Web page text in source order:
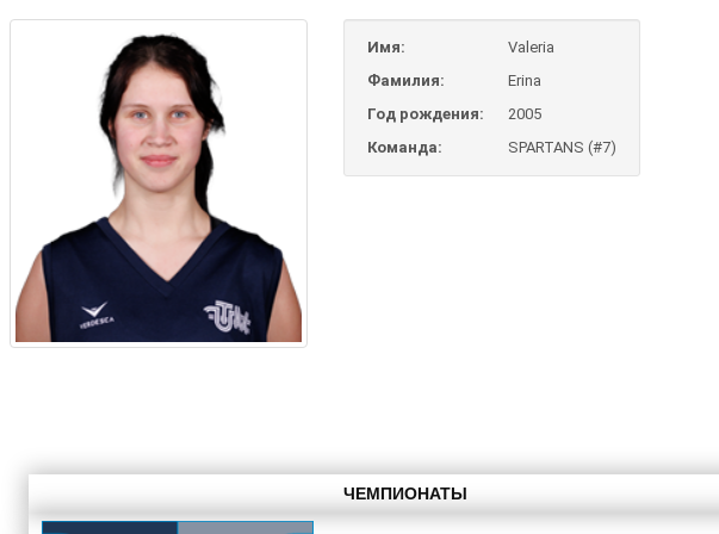
Имя:
Valeria
Фамилия:
Erina
Год рождения:
2005
Команда:
SPARTANS (#7)
ЧЕМПИОНАТЫ